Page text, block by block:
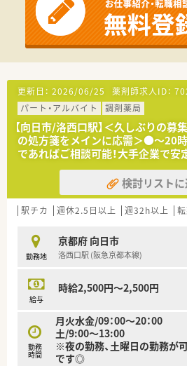
更新日： 2026/06/25 薬剤師求人ID：
パート・アルバイト
調剤薬局
【向日市/洛西口駅】＜久しぶりの募
の処方箋をメインに応需＞●～20
であればご相談可能！大手企業で安
検討リスト
駅チカ 週休2.5日以上 週32h以上
勤務地
京都府 向日市
洛西口駅 (阪急京都本線)
給与
時給2,500円～2,500円
勤務
時間
月火水金/09：00～20：00
土/9:00～13:00
※夜の勤務、土曜日の勤務が
です◎